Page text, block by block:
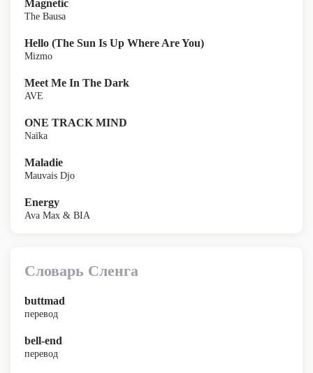
Magnetic
The Bausa
Hello (The Sun Is Up Where Are You)
Mizmo
Meet Me In The Dark
AVE
ONE TRACK MIND
Naïka
Maladie
Mauvais Djo
Energy
Ava Max & BIA
Словарь Сленга
buttmad
перевод
bell-end
перевод